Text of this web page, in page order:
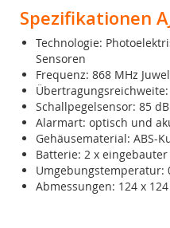
Spezifikationen
Technologie:
Sensoren
Frequenz: 868 MHz
Schallpegelsensor: 85 dB
Alarmart: optisch und
Gehäusematerial: ABS-
Batterie: 2 x
Umgebungstemperatur:
Abmessungen: 124 x